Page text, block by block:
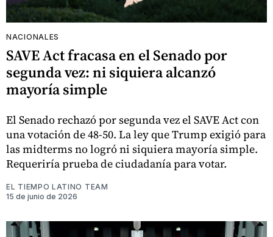
NACIONALES
SAVE Act fracasa en el Senado por
segunda vez: ni siquiera alcanzó
mayoría simple
El Senado rechazó por segunda vez el SAVE Act con
una votación de 48-50. La ley que Trump exigió para
las midterms no logró ni siquiera mayoría simple.
Requeriría prueba de ciudadanía para votar.
EL TIEMPO LATINO TEAM
15 de junio de 2026